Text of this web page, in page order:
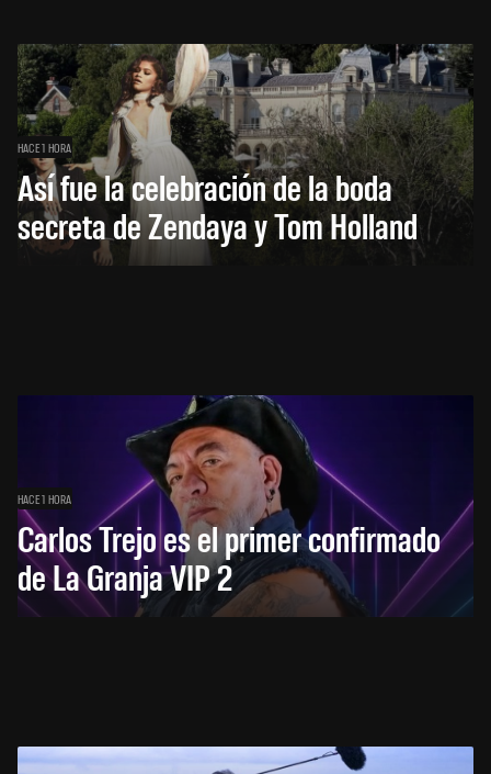
HACE 1 HORA
Así fue la celebración de la boda
secreta de Zendaya y Tom Holland
HACE 1 HORA
Carlos Trejo es el primer confirmado
de La Granja VIP 2